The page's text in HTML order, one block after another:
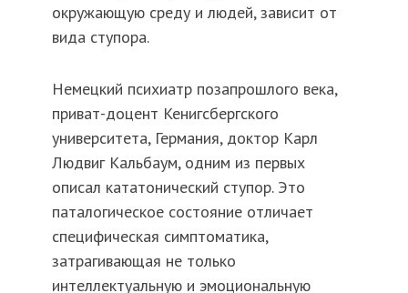
окружающую среду и людей, зависит от
вида ступора.
Немецкий психиатр позапрошлого века,
приват-доцент Кенигсбергского
университета, Германия, доктор Карл
Людвиг Кальбаум, одним из первых
описал кататонический ступор. Это
паталогическое состояние отличает
специфическая симптоматика,
затрагивающая не только
интеллектуальную и эмоциональную